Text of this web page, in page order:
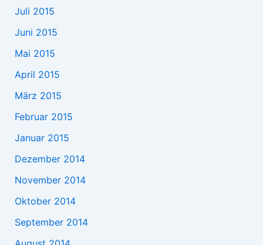
Juli 2015
Juni 2015
Mai 2015
April 2015
März 2015
Februar 2015
Januar 2015
Dezember 2014
November 2014
Oktober 2014
September 2014